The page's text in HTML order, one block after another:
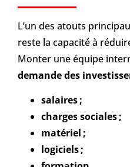
L’un des atouts
reste la capacité à
Monter une équipe
demande des
salaires ;
charges sociales ;
matériel ;
logiciels ;